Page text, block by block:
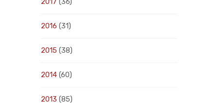
2016 (31)
2015 (38)
2014 (60)
2013 (85)